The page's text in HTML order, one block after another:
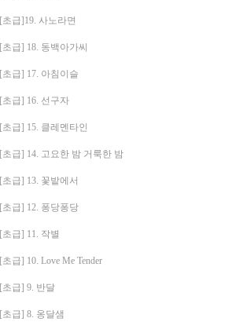
[초급]19. 사노라면
[초급] 18. 동백아가씨
[초급] 17. 아침이슬
[초급] 16. 선구자
[초급] 15. 클레멘타인
[초급] 14. 고요한 밤 거룩한 밤
[초급] 13. 꽃밭에서
[초급] 12. 퐁당퐁당
[초급] 11. 작별
[초급] 10. Love Me Tender
[초급] 9. 반달
[초급] 8. 옹달샘